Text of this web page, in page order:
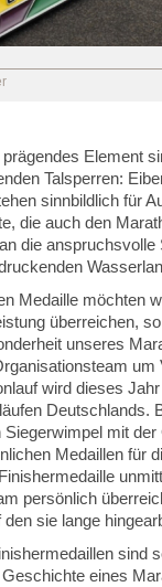
Element
Talsperren:
sinnbildlich für
die auch den
die
Medaille möchten
überreichen,
unseres
wird dieses
Deutschlands.
Siegerwimpel mit
Medaillen für
persönlich
sie lange
sind
eines